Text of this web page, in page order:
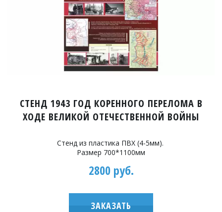
СТЕНД 1943 ГОД КОРЕННОГО ПЕРЕЛОМА В
XОДЕ ВЕЛИКОЙ ОТЕЧЕСТВЕННОЙ ВОЙНЫ
Стенд из пластика ПВХ (4-5мм).
Размер 700*1100мм
2800 руб.
ЗАКАЗАТЬ